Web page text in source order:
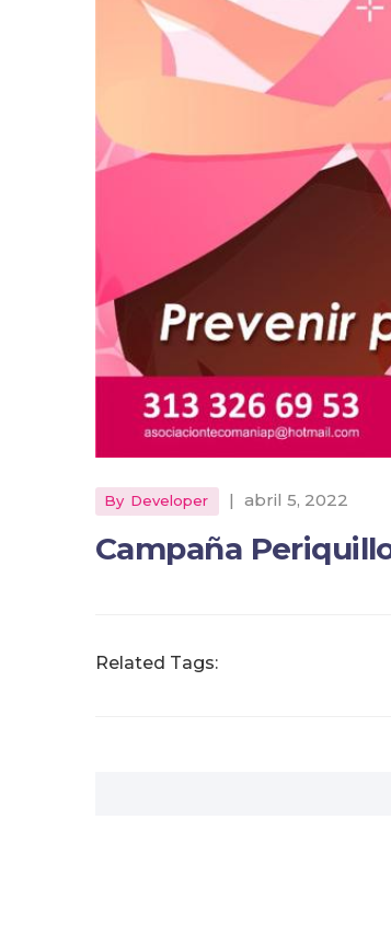
By Developer | abril 5, 2022
Campaña
Related Tags: